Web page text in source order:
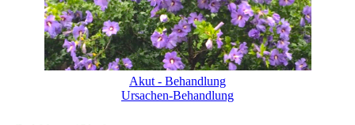
Akut - Behandlung
Ursachen-Behandlung